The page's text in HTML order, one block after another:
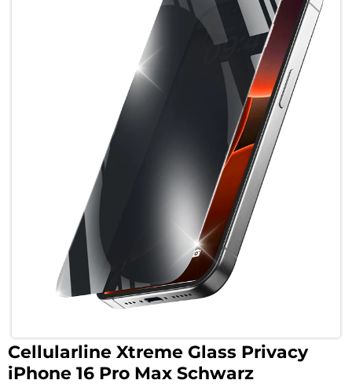
Cellularline Xtreme Glass Privacy
iPhone 16 Pro Max Schwarz